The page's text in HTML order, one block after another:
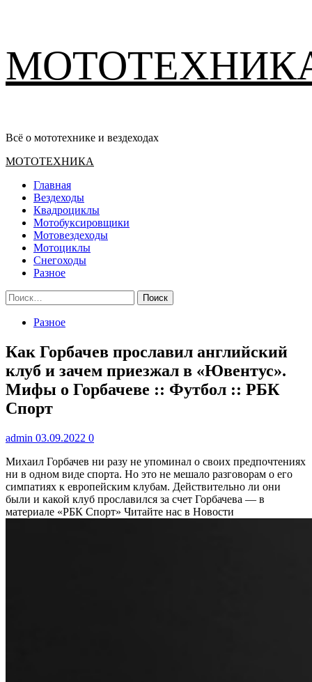
содержимому
Всё о мототехнике и вездеходах
Основное
МОТОТЕХНИКА
Главная
Вездеходы
Квадроциклы
Мотобуксировщики
Мотовездеходы
Мотоциклы
Снегоходы
Разное
Найти:
Разное
Как Горбачев прославил английский
клуб и зачем приезжал в «Ювентус».
Мифы о Горбачеве :: Футбол :: РБК
Спорт
admin 03.09.2022 0
Михаил Горбачев ни разу не упоминал о своих предпочтениях
ни в одном виде спорта. Но это не мешало разговорам о его
симпатиях к европейским клубам. Действительно ли они
были и какой клуб прославился за счет Горбачева — в
материале «РБК Спорт» Читайте нас в Новости